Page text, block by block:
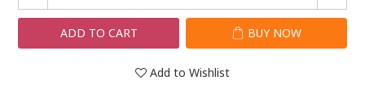
ADD TO CART BUY NOW
Add to Wishlist